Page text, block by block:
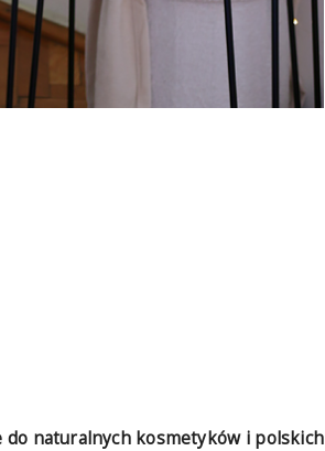
do naturalnych kosmetyków i polskich